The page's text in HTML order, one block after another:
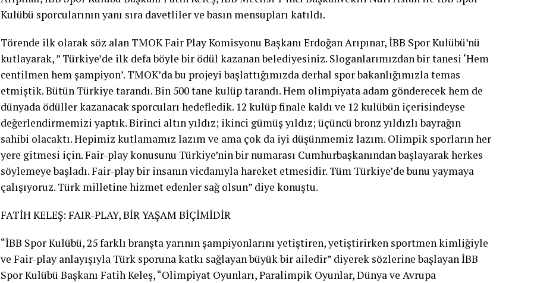
Kulübü sporcularının yanı sıra davetliler ve basın mensupları katıldı.
Törende ilk olarak söz alan TMOK Fair Play Komisyonu Başkanı Erdoğan Arıpınar, İBB Spor Kulübü’nü
kutlayarak, ” Türkiye’de ilk defa böyle bir ödül kazanan belediyesiniz. Sloganlarımızdan bir tanesi ‘Hem
centilmen hem şampiyon’. TMOK’da bu projeyi başlattığımızda derhal spor bakanlığımızla temas
etmiştik. Bütün Türkiye tarandı. Bin 500 tane kulüp tarandı. Hem olimpiyata adam gönderecek hem de
dünyada ödüller kazanacak sporcuları hedefledik. 12 kulüp finale kaldı ve 12 kulübün içerisindeyse
değerlendirmemizi yaptık. Birinci altın yıldız; ikinci gümüş yıldız; üçüncü bronz yıldızlı bayrağın
sahibi olacaktı. Hepimiz kutlamamız lazım ve ama çok da iyi düşünmemiz lazım. Olimpik sporların her
yere gitmesi için. Fair-play konusunu Türkiye’nin bir numarası Cumhurbaşkanından başlayarak herkes
söylemeye başladı. Fair-play bir insanın vicdanıyla hareket etmesidir. Tüm Türkiye’de bunu yaymaya
çalışıyoruz. Türk milletine hizmet edenler sağ olsun” diye konuştu.
FATİH KELEŞ: FAIR-PLAY, BİR YAŞAM BİÇİMİDİR
“İBB Spor Kulübü, 25 farklı branşta yarının şampiyonlarını yetiştiren, yetiştirirken sportmen kimliğiyle
ve Fair-play anlayışıyla Türk sporuna katkı sağlayan büyük bir ailedir” diyerek sözlerine başlayan İBB
Spor Kulübü Başkanı Fatih Keleş, “Olimpiyat Oyunları, Paralimpik Oyunlar, Dünya ve Avrupa